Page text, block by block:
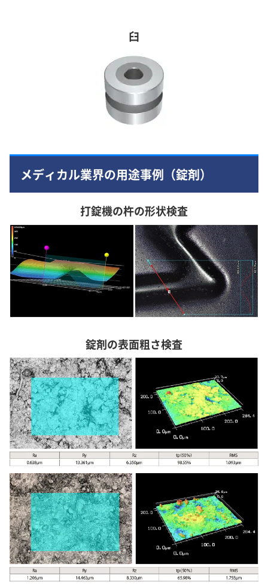
臼
メディカル業界の用途事例（錠剤）
打錠機の杵の形状検査
錠剤の表面粗さ検査